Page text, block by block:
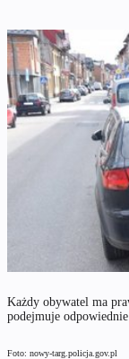
Każdy obywatel ma
podejmuje odpowiednie
Foto: nowy-targ.policja.gov.pl